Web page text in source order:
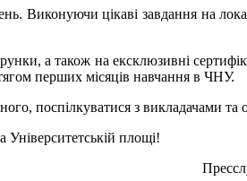
Виконуючи цікаві завдання на
а також на ексклюзивні
перших місяців навчання в ЧНУ.
поспілкуватися з викладачами та
площі!